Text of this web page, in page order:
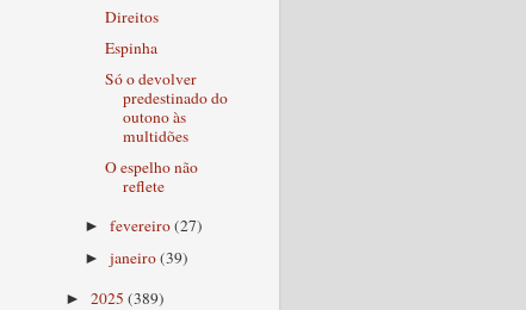
Direitos
Espinha
Só o devolver
predestinado do
outono às
multidões
O espelho não
reflete
►fevereiro(27)
►janeiro(39)
► 2025 (389)